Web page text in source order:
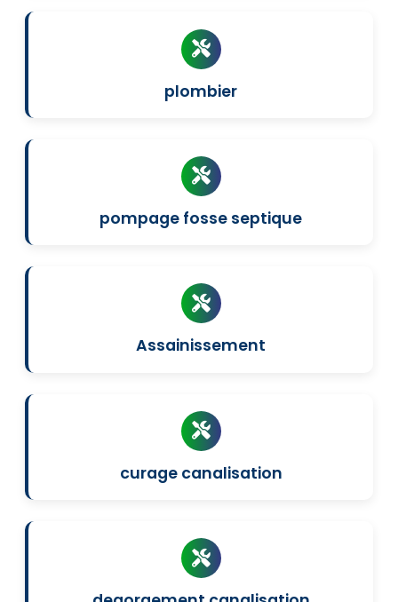
plombier
pompage fosse septique
Assainissement
curage canalisation